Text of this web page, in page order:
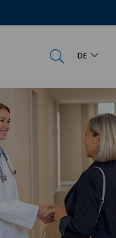
DE